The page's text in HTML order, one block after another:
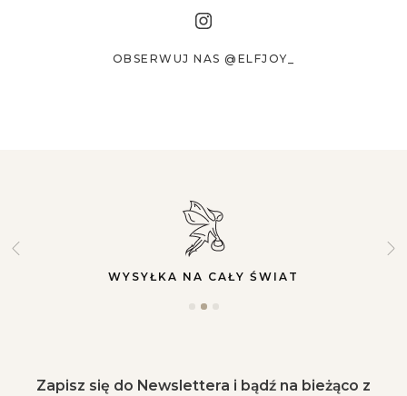
OBSERWUJ NAS @ELFJOY_
WYSYŁKA NA CAŁY ŚWIAT
Zapisz się do Newslettera i bądź na bieżąco z